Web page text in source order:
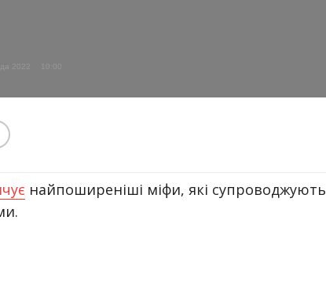
2022
найпоширеніші міфи, які супроводжують